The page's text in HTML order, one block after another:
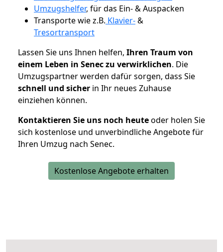
Umzugshelfer, für das Ein- & Auspacken
Transporte wie z.B. Klavier-&
Tresortransport
Lassen Sie uns Ihnen helfen, Ihren Traum von
einem Leben in Senec zu verwirklichen. Die
Umzugspartner werden dafür sorgen, dass Sie
schnell und sicher in Ihr neues Zuhause
einziehen können.
Kontaktieren Sie uns noch heuteoder holen Sie
sich kostenlose und unverbindliche Angebote für
Ihren Umzug nach Senec.
Kostenlose Angebote erhalten